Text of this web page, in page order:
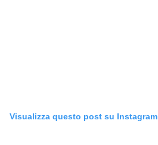
Visualizza questo post su Instagram